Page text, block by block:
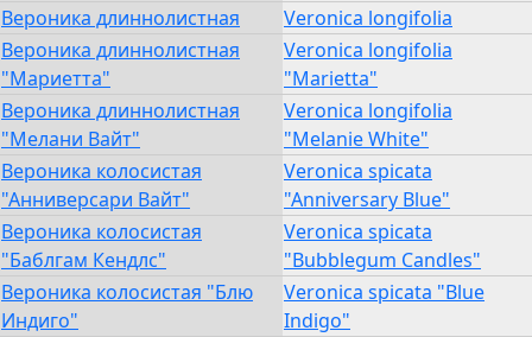
Вероника длиннолистная
Veronica longifolia
Вероника длиннолистная
"Мариетта"
Veronica longifolia
"Marietta"
Вероника длиннолистная
"Мелани Вайт"
Veronica longifolia
"Melanie White"
Вероника колосистая
"Анниверсари Вайт"
Veronica spicata
"Anniversary Blue"
Вероника колосистая
"Баблгам Кендлс"
Veronica spicata
"Bubblegum Candles"
Вероника колосистая "Блю
Индиго"
Veronica spicata "Blue
Indigo"